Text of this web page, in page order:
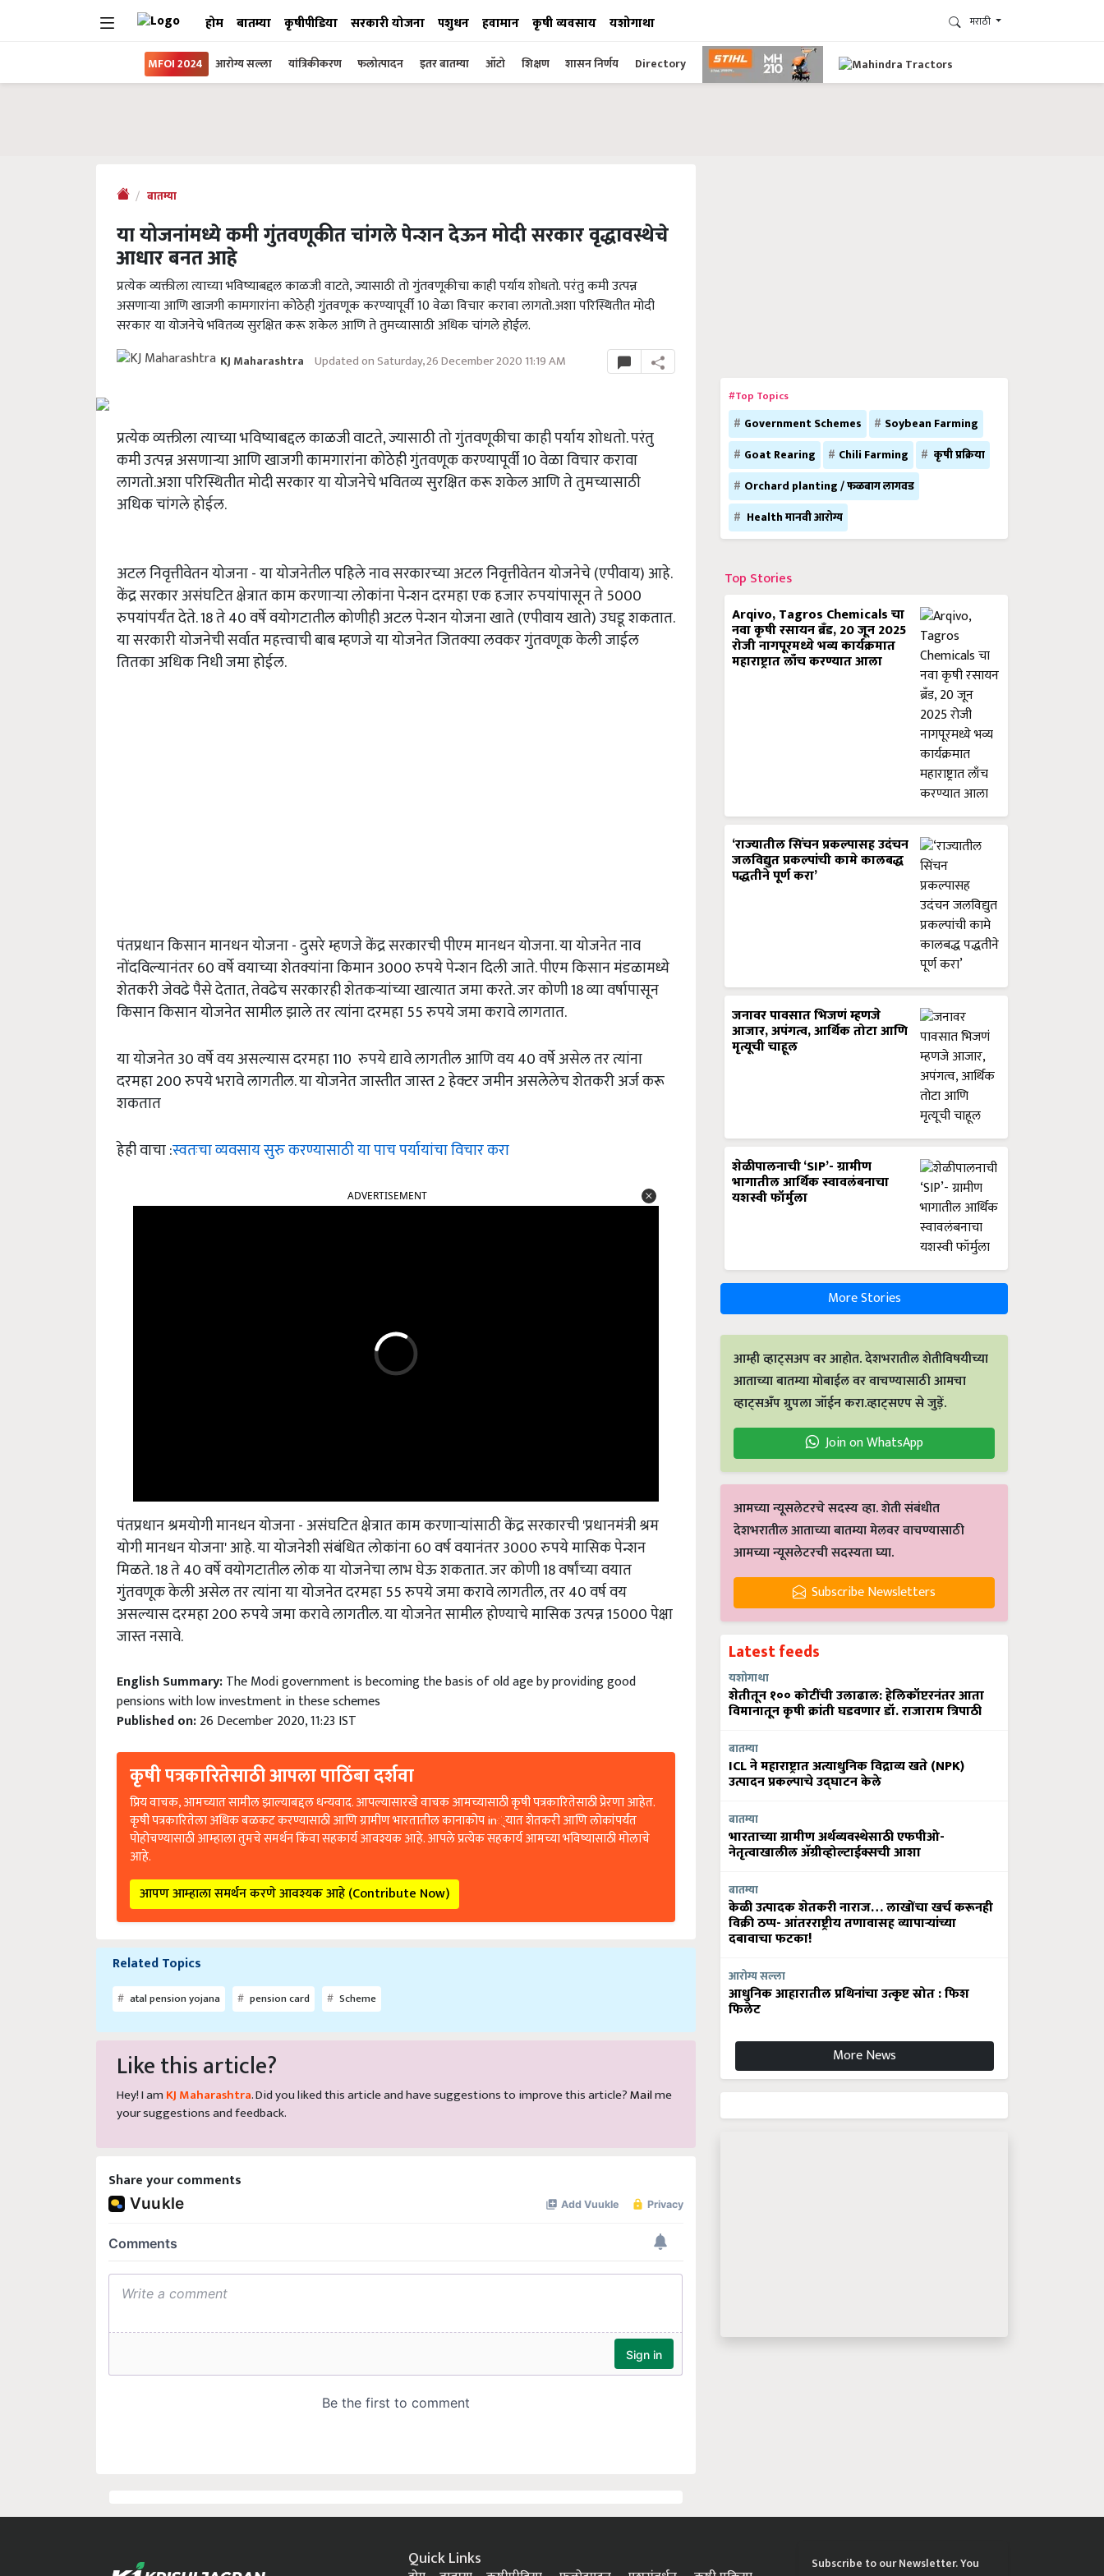
होम बातम्या कृषीपीडिया सरकारी योजना पशुधन हवामान कृषी व्यवसाय यशोगाथा मराठी
MFOI 2024 आरोग्य सल्ला यांत्रिकीकरण फलोत्पादन इतर बातम्या ऑटो शिक्षण शासन निर्णय Directory
बातम्या
या योजनांमध्ये कमी गुंतवणूकीत चांगले पेन्शन देऊन मोदी सरकार वृद्धावस्थेचे
आधार बनत आहे
प्रत्येक व्यक्तीला त्याच्या भविष्याबद्दल काळजी वाटते, ज्यासाठी तो गुंतवणूकीचा काही पर्याय शोधतो. परंतु कमी उत्पन्न
असणार्‍या आणि खाजगी कामगारांना कोठेही गुंतवणूक करण्यापूर्वी 10 वेळा विचार करावा लागतो.अशा परिस्थितीत मोदी
सरकार या योजनेचे भवितव्य सुरक्षित करू शकेल आणि ते तुमच्यासाठी अधिक चांगले होईल.
KJ Maharashtra Updated on Saturday, 26 December 2020 11:19 AM
प्रत्येक व्यक्तीला त्याच्या भविष्याबद्दल काळजी वाटते, ज्यासाठी तो गुंतवणूकीचा काही पर्याय शोधतो. परंतु
कमी उत्पन्न असणार्‍या आणि खाजगी कामगारांना कोठेही गुंतवणूक करण्यापूर्वी 10 वेळा विचार करावा
लागतो.अशा परिस्थितीत मोदी सरकार या योजनेचे भवितव्य सुरक्षित करू शकेल आणि ते तुमच्यासाठी
अधिक चांगले होईल.
अटल निवृत्तीवेतन योजना - या योजनेतील पहिले नाव सरकारच्या अटल निवृत्तीवेतन योजनेचे (एपीवाय) आहे.
केंद्र सरकार असंघटित क्षेत्रात काम करणाऱ्या लोकांना पेन्शन दरमहा एक हजार रुपयांपासून ते 5000
रुपयांपर्यंत देते. 18 ते 40 वर्षे वयोगटातील कोणीही अटल पेन्शन योजना खाते (एपीवाय खाते) उघडू शकतात.
या सरकारी योजनेची सर्वात महत्त्वाची बाब म्हणजे या योजनेत जितक्या लवकर गुंतवणूक केली जाईल
तितका अधिक निधी जमा होईल.
पंतप्रधान किसान मानधन योजना - दुसरे म्हणजे केंद्र सरकारची पीएम मानधन योजना. या योजनेत नाव
नोंदविल्यानंतर 60 वर्षे वयाच्या शेतक्यांना किमान 3000 रुपये पेन्शन दिली जाते. पीएम किसान मंडळामध्ये
शेतकरी जेवढे पैसे देतात, तेवढेच सरकारही शेतकऱ्यांच्या खात्यात जमा करते. जर कोणी 18 व्या वर्षापासून
किसान किसान योजनेत सामील झाले तर त्यांना दरमहा 55 रुपये जमा करावे लागतात.
या योजनेत 30 वर्षे वय असल्यास दरमहा 110 रुपये द्यावे लागतील आणि वय 40 वर्षे असेल तर त्यांना
दरमहा 200 रुपये भरावे लागतील. या योजनेत जास्तीत जास्त 2 हेक्टर जमीन असलेलेच शेतकरी अर्ज करू
शकतात
हेही वाचा :स्वतःचा व्यवसाय सुरु करण्यासाठी या पाच पर्यायांचा विचार करा
ADVERTISEMENT
पंतप्रधान श्रमयोगी मानधन योजना - असंघटित क्षेत्रात काम करणार्‍यांसाठी केंद्र सरकारची 'प्रधानमंत्री श्रम
योगी मानधन योजना' आहे. या योजनेशी संबंधित लोकांना 60 वर्ष वयानंतर 3000 रुपये मासिक पेन्शन
मिळते. 18 ते 40 वर्षे वयोगटातील लोक या योजनेचा लाभ घेऊ शकतात. जर कोणी 18 वर्षांच्या वयात
गुंतवणूक केली असेल तर त्यांना या योजनेत दरमहा 55 रुपये जमा करावे लागतील, तर 40 वर्ष वय
असल्यास दरमहा 200 रुपये जमा करावे लागतील. या योजनेत सामील होण्याचे मासिक उत्पन्न 15000 पेक्षा
जास्त नसावे.
English Summary:The Modi government is becoming the basis of old age by providing good
pensions with low investment in these schemes
Published on:26 December 2020, 11:23 IST
कृषी पत्रकारितेसाठी आपला पाठिंबा दर्शवा
प्रिय वाचक, आमच्यात सामील झाल्याबद्दल धन्यवाद. आपल्यासारखे वाचक आमच्यासाठी कृषी पत्रकारितेसाठी प्रेरणा आहेत.
कृषी पत्रकारितेला अधिक बळकट करण्यासाठी आणि ग्रामीण भारतातील कानाकोप in्यात शेतकरी आणि लोकांपर्यंत
पोहोचण्यासाठी आम्हाला तुमचे समर्थन किंवा सहकार्य आवश्यक आहे. आपले प्रत्येक सहकार्य आमच्या भविष्यासाठी मोलाचे
आहे.
आपण आम्हाला समर्थन करणे आवश्यक आहे (Contribute Now)
Related Topics
atal pension yojana pension card Scheme
Like this article?
Hey! I am KJ Maharashtra. Did you liked this article and have suggestions to improve this article?Mailme
your suggestions and feedback.
Share your comments
#Top Topics
Government Schemes
Soybean Farming
Goat Rearing
Chili Farming
कृषी प्रक्रिया
Orchard planting / फळबाग लागवड
Health मानवी आरोग्य
Top Stories
Arqivo, Tagros Chemicals चा
नवा कृषी रसायन ब्रँड, 20 जून 2025
रोजी नागपूरमध्ये भव्य कार्यक्रमात
महाराष्ट्रात लाँच करण्यात आला
‘राज्यातील सिंचन प्रकल्पासह उदंचन
जलविद्युत प्रकल्पांची कामे कालबद्ध
पद्धतीने पूर्ण करा’
जनावर पावसात भिजणं म्हणजे
आजार, अपंगत्व, आर्थिक तोटा आणि
मृत्यूची चाहूल
शेळीपालनाची ‘SIP’- ग्रामीण
भागातील आर्थिक स्वावलंबनाचा
यशस्वी फॉर्मुला
More Stories
आम्ही व्हाट्सअप वर आहोत. देशभरातील शेतीविषयीच्या
आताच्या बातम्या मोबाईल वर वाचण्यासाठी आमचा
व्हाट्सअँप ग्रुपला जॉईन करा.व्हाट्सएप से जुड़ें.
Join on WhatsApp
आमच्या न्यूसलेटरचे सदस्य व्हा. शेती संबंधीत
देशभरातील आताच्या बातम्या मेलवर वाचण्यासाठी
आमच्या न्यूसलेटरची सदस्यता घ्या.
Subscribe Newsletters
Latest feeds
यशोगाथा
शेतीतून १०० कोटींची उलाढाल: हेलिकॉप्टरनंतर आता
विमानातून कृषी क्रांती घडवणार डॉ. राजाराम त्रिपाठी
बातम्या
ICL ने महाराष्ट्रात अत्याधुनिक विद्राव्य खते (NPK)
उत्पादन प्रकल्पाचे उद्घाटन केले
बातम्या
भारताच्या ग्रामीण अर्थव्यवस्थेसाठी एफपीओ-
नेतृत्वाखालील अ‍ॅग्रीव्होल्टाईक्सची आशा
बातम्या
केळी उत्पादक शेतकरी नाराज… लाखोंचा खर्च करूनही
विक्री ठप्प- आंतरराष्ट्रीय तणावासह व्यापाऱ्यांच्या
दबावाचा फटका!
आरोग्य सल्ला
आधुनिक आहारातील प्रथिनांचा उत्कृष्ट स्रोत : फिश
फिलेट
More News
Quick Links
Subscribe to our Newsletter. You